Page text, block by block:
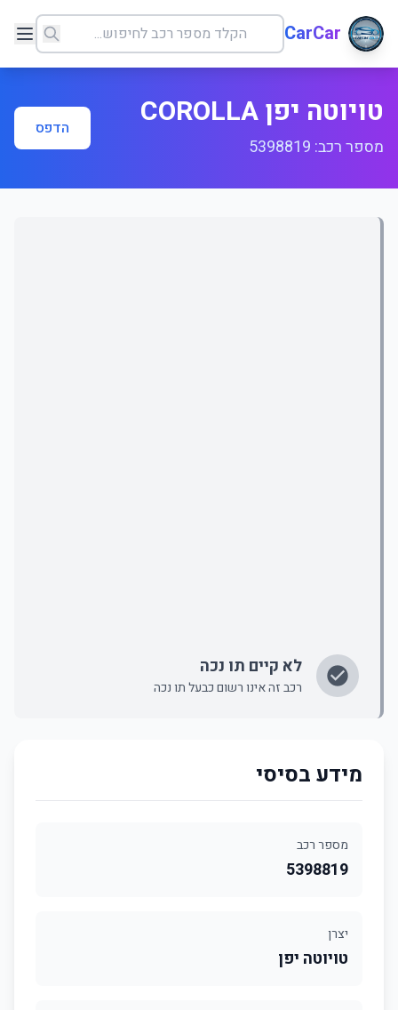
CarCar
טויוטה יפן COROLLA
מספר רכב: 5398819
הדפס
לא קיים תו נכה
רכב זה אינו רשום כבעל תו נכה
מידע בסיסי
מספר רכב
5398819
יצרן
טויוטה יפן